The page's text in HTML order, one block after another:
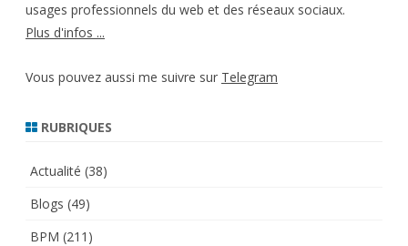
usages professionnels du web et des réseaux sociaux.
Plus d'infos ...
Vous pouvez aussi me suivre sur Telegram
RUBRIQUES
Actualité (38)
Blogs (49)
BPM (211)